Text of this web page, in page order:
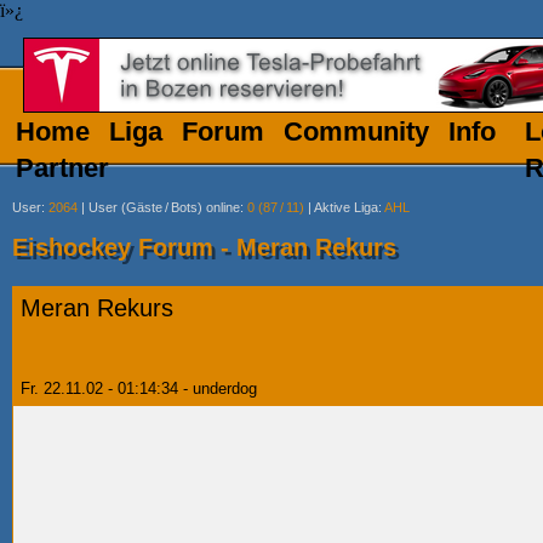
ï»¿
Home Liga Forum Community
Info
Partner
User: 2064 | User (Gäste/ Bots) online: 0 (87/ 11) | Aktive Liga: AHL
Eishockey Forum - Meran Rekurs
Meran Rekurs
Fr. 22.11.02 - 01:14:34 - underdog